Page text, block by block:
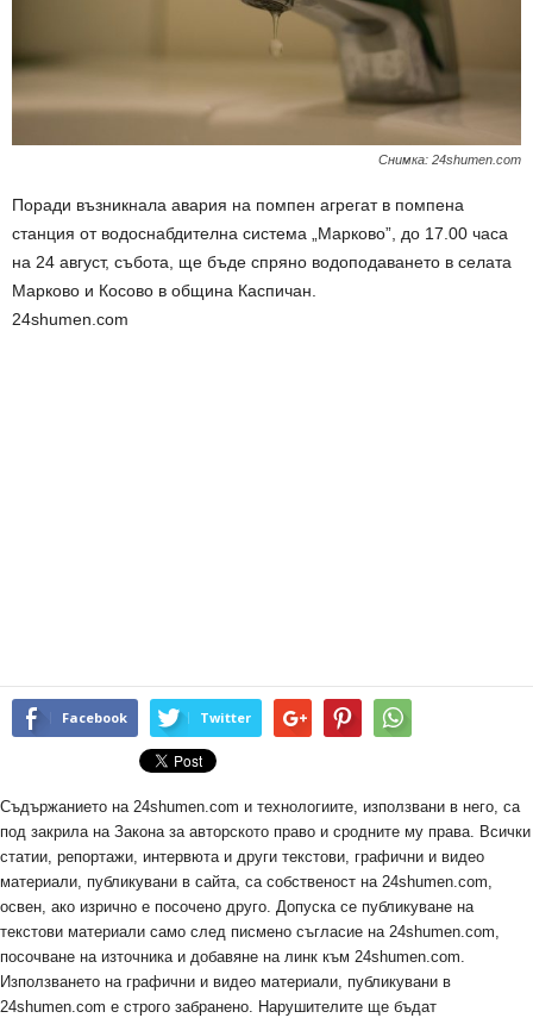
Снимка: 24shumen.com
Поради възникнала авария на помпен агрегат в помпена
станция от водоснабдителна система „Марково”, до 17.00 часа
на 24 август, събота, ще бъде спряно водоподаването в селата
Марково и Косово в община Каспичан.
24shumen.com
Facebook Twitter
Съдържанието на 24shumen.com и технологиите, използвани в него, са
под закрила на Закона за авторското право и сродните му права. Всички
статии, репортажи, интервюта и други текстови, графични и видео
материали, публикувани в сайта, са собственост на 24shumen.com,
освен, ако изрично е посочено друго. Допуска се публикуване на
текстови материали само след писмено съгласие на 24shumen.com,
посочване на източника и добавяне на линк към 24shumen.com.
Използването на графични и видео материали, публикувани в
24shumen.com е строго забранено. Нарушителите ще бъдат